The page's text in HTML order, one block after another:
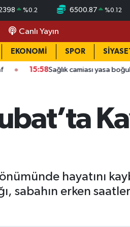
%0.2 6500.87 %0.12
Canlı Yayın
EKONOMİ SPOR
Sağlık camiası yasa boğuldu:
hayatını
sabahın erken